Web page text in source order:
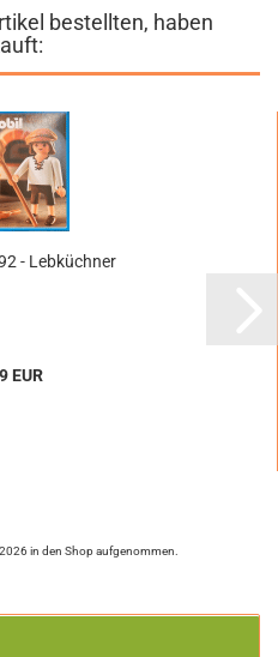
bestellten, haben
- Lebküchner
EUR
in den Shop aufgenommen.